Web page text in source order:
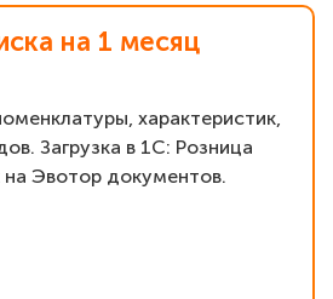
на 1 месяц
характеристик,
Загрузка в 1С: Розница
на Эвотор документов.